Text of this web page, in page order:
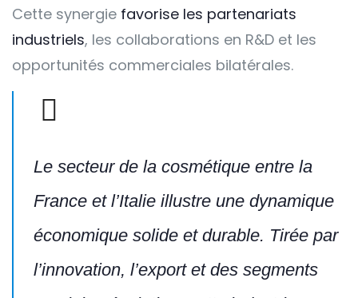
Cette synergie favorise les partenariats
industriels, les collaborations en R&D et les
opportunités commerciales bilatérales.
Le secteur de la cosmétique entre la
France et l’Italie illustre une dynamique
économique solide et durable. Tirée par
l’innovation, l’export et des segments